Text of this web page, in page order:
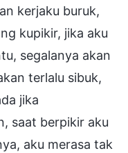
kerjaku buruk,
kupikir, jika aku
segalanya akan
terlalu sibuk,
jika
saat berpikir aku
aku merasa tak